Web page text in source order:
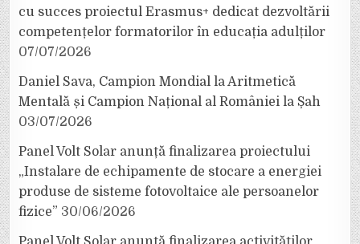
cu succes proiectul Erasmus+ dedicat dezvoltării
competențelor formatorilor în educația adulților
07/07/2026
Daniel Sava, Campion Mondial la Aritmetică
Mentală și Campion Național al României la Șah
03/07/2026
Panel Volt Solar anunță finalizarea proiectului
„Instalare de echipamente de stocare a energiei
produse de sisteme fotovoltaice ale persoanelor
fizice” 30/06/2026